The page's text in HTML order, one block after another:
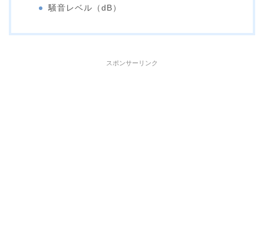
騒音レベル（dB）
スポンサーリンク